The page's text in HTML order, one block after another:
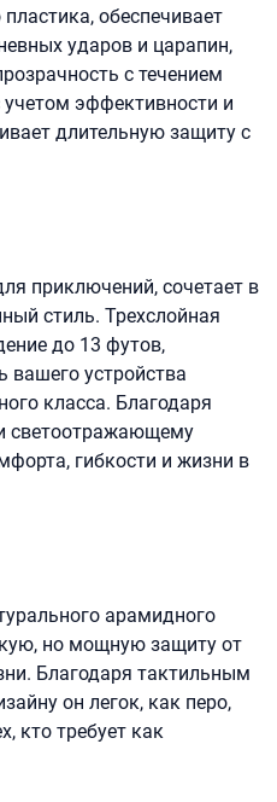
обеспечивает
ударов и царапин,
с течением
эффективности и
длительную защиту с
приключений, сочетает в
стиль. Трехслойная
до 13 футов,
вашего устройства
класса. Благодаря
светоотражающему
гибкости и жизни в
арамидного
но мощную защиту от
Благодаря тактильным
он легок, как перо,
кто требует как